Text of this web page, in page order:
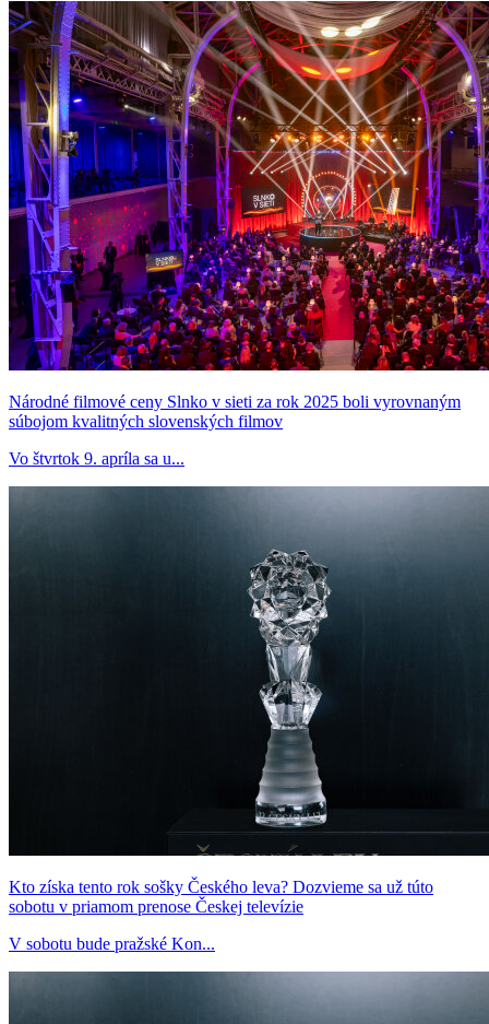
Národné filmové ceny Slnko v sieti za rok 2025 boli vyrovnaným
súbojom kvalitných slovenských filmov
Vo štvrtok 9. apríla sa u...
Kto získa tento rok sošky Českého leva? Dozvieme sa už túto
sobotu v priamom prenose Českej televízie
V sobotu bude pražské Kon...